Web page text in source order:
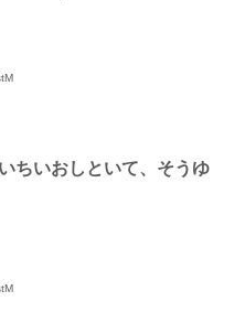
ちいおしといて、そうゆ